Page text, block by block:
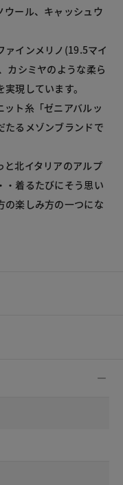
ウール、キャッシュウ
ァインメリノ(19.5マイ
カシミヤのような柔ら
現しています。
ト糸「ゼニアバルッ
たるメゾンブランドで
と北イタリアのアルプ
・着るたびにそう思い
の楽しみ方の一つにな